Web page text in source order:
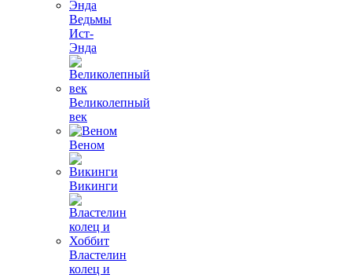
Ведьмы
Ист-
Энда
Великолепный
век
Веном
Викинги
Властелин
колец и